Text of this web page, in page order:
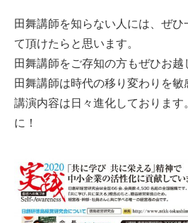
田舞講師を知らない人には、ぜ
て頂けたらと思います。
田舞講師をご存知の方もぜひお越
田舞講師は時代の移り変わりを敏
講演内容は日々進化しておりま
に！